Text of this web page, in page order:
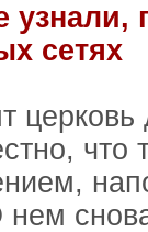
узнали,
сетях
церковь
что
нем